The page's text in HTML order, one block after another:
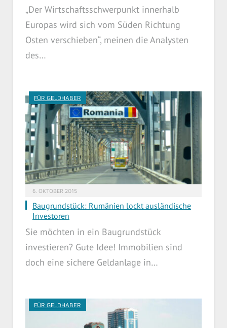
„Der Wirtschaftsschwerpunkt innerhalb
Europas wird sich vom Süden Richtung
Osten verschieben“, meinen die Analysten
des…
FÜR GELDHABER
6. OKTOBER 2015
Baugrundstück: Rumänien lockt ausländische
Investoren
Sie möchten in ein Baugrundstück
investieren? Gute Idee! Immobilien sind
doch eine sichere Geldanlage in…
FÜR GELDHABER